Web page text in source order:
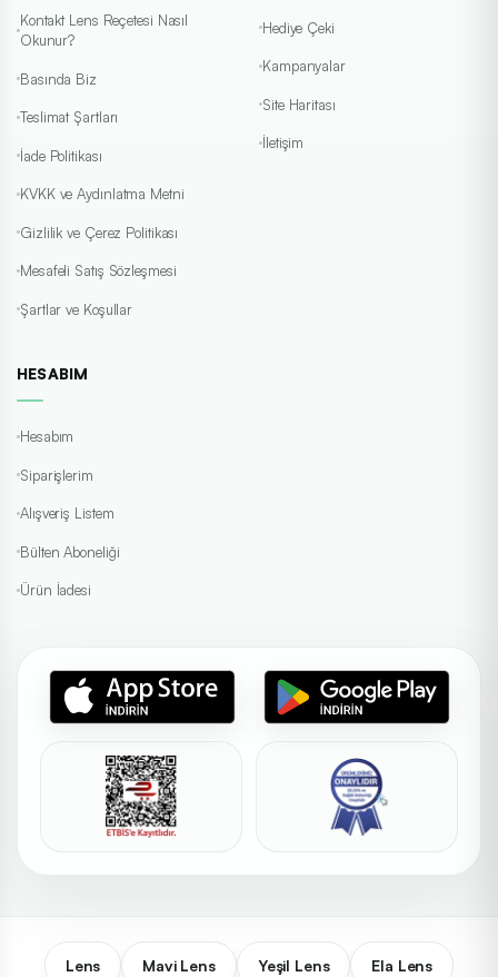
Kontakt Lens Reçetesi Nasıl
Okunur?
Basında Biz
Teslimat Şartları
İade Politikası
KVKK ve Aydınlatma Metni
Gizlilik ve Çerez Politikası
Mesafeli Satış Sözleşmesi
Şartlar ve Koşullar
Hediye Çeki
Kampanyalar
Site Haritası
İletişim
HESABIM
Hesabım
Siparişlerim
Alışveriş Listem
Bülten Aboneliği
Ürün İadesi
Lens Mavi Lens Yeşil Lens Ela Lens